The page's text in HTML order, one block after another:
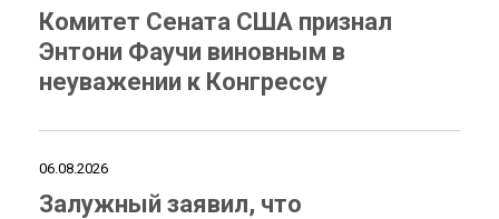
Комитет Сената США признал
Энтони Фаучи виновным в
неуважении к Конгрессу
06.08.2026
Залужный заявил, что